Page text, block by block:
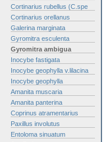
Cortinarius rubellus (C.spe
Cortinarius orellanus
Galerina marginata
Gyromitra esculenta
Gyromitra ambigua
Inocybe fastigata
Inocybe geophylla v.lilacina
Inocybe geophylla
Amanita muscaria
Amanita panterina
Coprinus atramentarius
Paxillus involutus
Entoloma sinuatum